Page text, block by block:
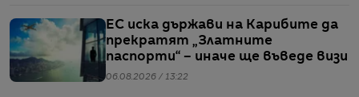
ЕС иска държави на Карибите да
прекратят „Златните
паспорти“ – иначе ще въведе визи
06.08.2026 / 13:22